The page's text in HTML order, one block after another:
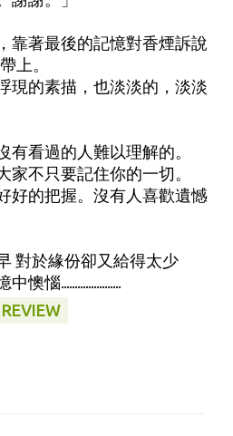
靠著最後的記憶對香煙訴說
上。
現的素描，也淡淡的，淡淡
看過的人難以理解的。
不只要記住你的一切。
好的把握。沒有人喜歡遺憾
對於緣份卻又給得太少
惱......................
REVIEW